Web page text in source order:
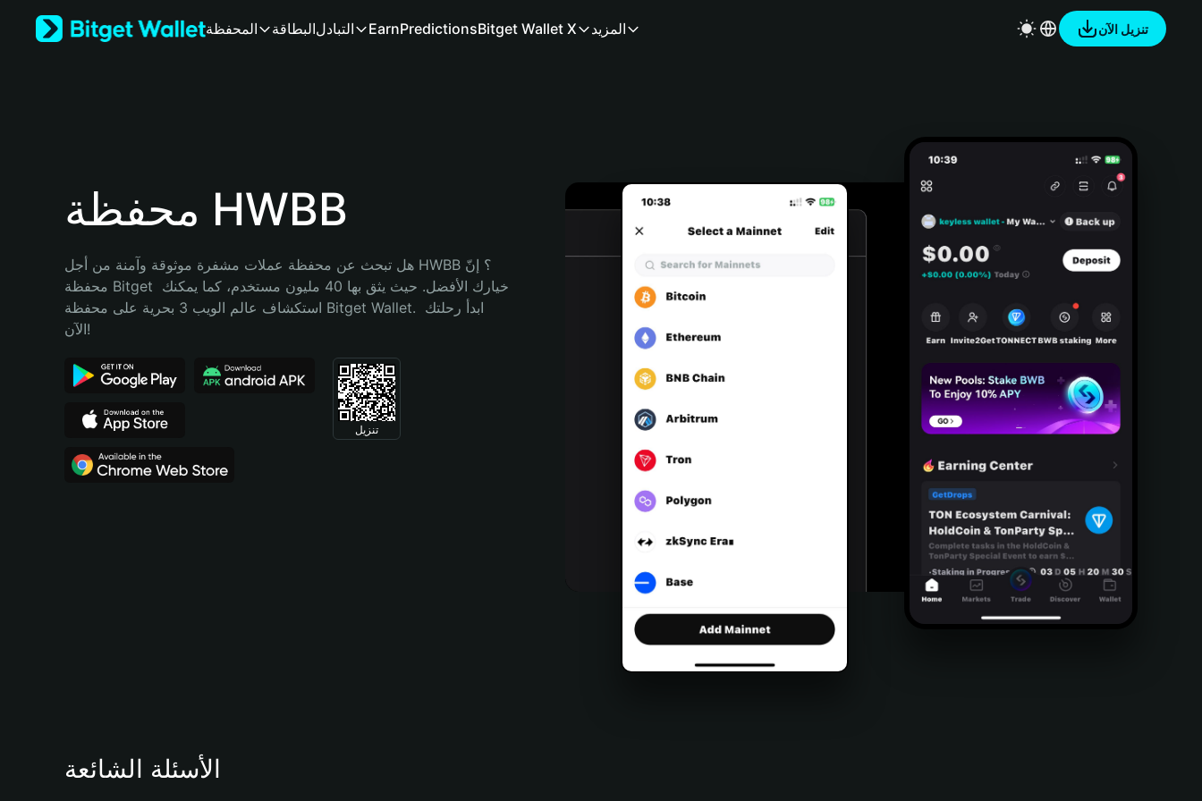
Bahasa Indonesia
Português (Brasil)
المحفظة البطاقةالتبادل EarnPredictionsBitget Wallet X المزيد تنزيل الآن
محفظة HWBB
هل تبحث عن محفظة عملات مشفرة موثوقة وآمنة من أجل HWBB؟ إنّ
محفظة Bitget خيارك الأفضل. حيث يثق بها 40 مليون مستخدم، كما يمكنك
استكشاف عالم الويب 3 بحرية على محفظة Bitget Wallet. ابدأ رحلتك
الآن!
تنزيل
الأسئلة الشائعة